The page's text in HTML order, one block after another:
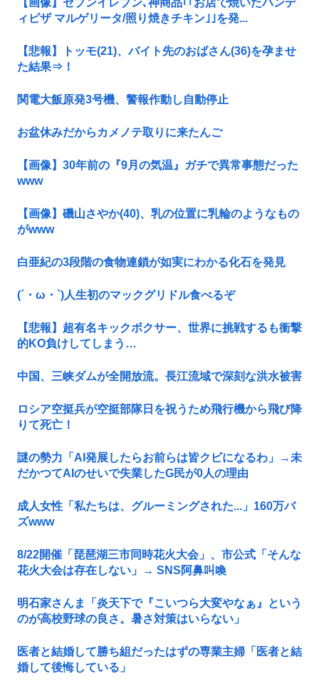
【画像】セブンイレブン､神商品｢｢お店で焼いたハンデ
ィピザ マルゲリータ/照り焼きチキン｣｣を発...
【悲報】トッモ(21)、バイト先のおばさん(36)を孕ませ
た結果⇒！
関電大飯原発3号機、警報作動し自動停止
お盆休みだからカメノテ取りに来たんご
【画像】30年前の『9月の気温』ガチで異常事態だった
www
【画像】磯山さやか(40)、乳の位置に乳輪のようなもの
がwww
白亜紀の3段階の食物連鎖が如実にわかる化石を発見
(´・ω・`)人生初のマックグリドル食べるぞ
【悲報】超有名キックボクサー、世界に挑戦するも衝撃
的KO負けしてしまう…
中国、三峡ダムが全開放流。長江流域で深刻な洪水被害
ロシア空挺兵が空挺部隊日を祝うため飛行機から飛び降
りて死亡！
謎の勢力「AI発展したらお前らは皆クビになるわ」→未
だかつてAIのせいで失業したG民が0人の理由
成人女性「私たちは、グルーミングされた...」160万バ
ズwww
8/22開催「琵琶湖三市同時花火大会」、市公式「そんな
花火大会は存在しない」→ SNS阿鼻叫喚
明石家さんま「炎天下で『こいつら大変やなぁ』という
のが高校野球の良さ。暑さ対策はいらない」
医者と結婚して勝ち組だったはずの専業主婦「医者と結
婚して後悔している」